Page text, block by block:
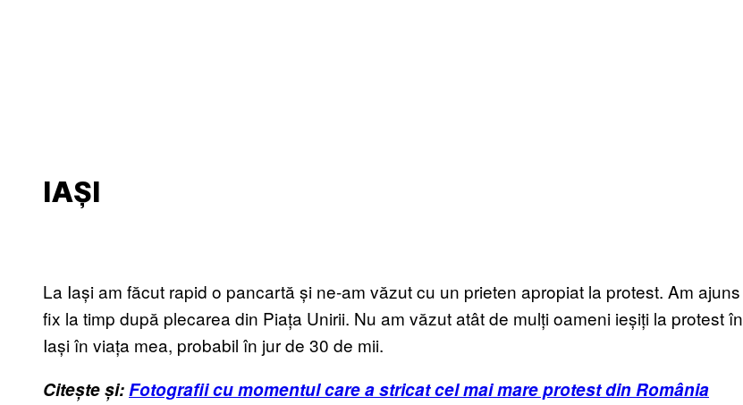
IAȘI
La Iași am făcut rapid o pancartă și ne-am văzut cu un prieten apropiat la protest. Am ajuns
fix la timp după plecarea din Piața Unirii. Nu am văzut atât de mulți oameni ieșiți la protest în
Iași în viața mea, probabil în jur de 30 de mii.
Citește și:Fotografii cu momentul care a stricat cel mai mare protest din România